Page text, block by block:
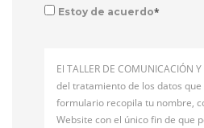
Estoy de acuerdo*
El TALLER DE COMUNICACIÓN
del tratamiento de los datos
formulario recopila tu nombre,
Website con el único fin de que